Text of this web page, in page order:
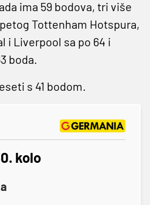
ima 59 bodova, tri više
Tottenham Hotspura,
i Liverpool sa po 64 i
boda.
s 41 bodom.
kolo